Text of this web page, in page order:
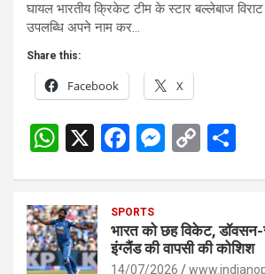
घायल भारतीय क्रिकेट टीम के स्टार बल्लेबाज
उपलब्धि अपने नाम कर…
Share this:
Facebook X
W
s
A
X
F
b
o
M
n
g
C
Li
n
e
SPORTS
भारत को छह विकेट,
इंग्लैंड की वापसी की कोशिश
14/07/2026